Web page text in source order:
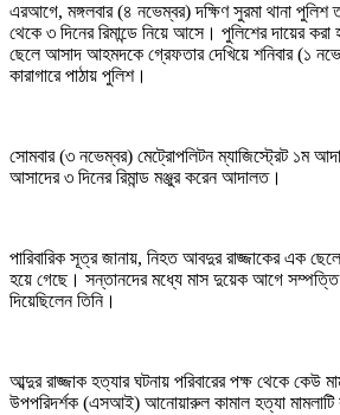
এরআগে, মঙ্গলবার (৪ নভেম্বর) দক্ষিণ সুরমা থানা পুলিশ
থেকে ৩ দিনের রিমান্ডে নিয়ে আসে। পুলিশের দায়ের করা
ছেলে আসাদ আহমদকে গ্রেফতার দেখিয়ে শনিবার (১
কারাগারে পাঠায় পুলিশ।
সোমবার (৩ নভেম্বর) মেট্রোপলিটন ম্যাজিস্ট্রেট ১ম
আসাদের ৩ দিনের রিমান্ড মঞ্জুর করেন আদালত।
পারিবারিক সূত্র জানায়, নিহত আবদুর রাজ্জাকের এক
হয়ে গেছে। সন্তানদের মধ্যে মাস দুয়েক আগে সম্পত্তি
দিয়েছিলেন তিনি।
আব্দুর রাজ্জাক হত্যার ঘটনায় পরিবারের পক্ষ থেকে কেউ
উপপরিদর্শক (এসআই) আনোয়ারুল কামাল হত্যা মামলাটি